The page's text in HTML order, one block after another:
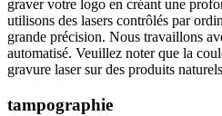
graver votre logo en créant une
utilisons des lasers contrôlés par
grande précision. Nous travaillons
automatisé. Veuillez noter que la
gravure laser sur des produits
tampographie